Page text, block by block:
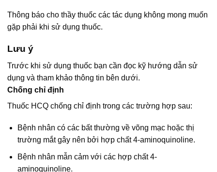
Thông báo cho thầy thuốc các tác dụng không mong muốn
gặp phải khi sử dụng thuốc.
Lưu ý
Trước khi sử dụng thuốc bạn cần đọc kỹ hướng dẫn sử
dụng và tham khảo thông tin bên dưới.
Chống chỉ định
Thuốc HCQ chống chỉ định trong các trường hợp sau:
Bệnh nhân có các bất thường về võng mạc hoặc thị
trường mắt gây nên bởi hợp chất 4-aminoquinoline.
Bệnh nhân mẫn cảm với các hợp chất 4-
aminoquinoline.